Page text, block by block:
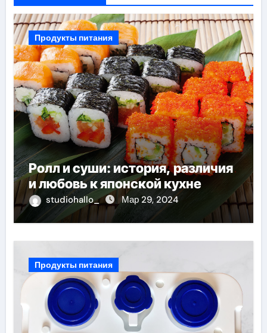
Продукты питания
Ролл и суши: история, различия
и любовь к японской кухне
studiohallo_ Мар 29, 2024
Продукты питания